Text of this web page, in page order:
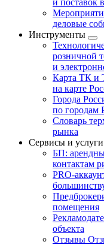
и поставок
деловые
Инструменты
розничной
и
Карта ТК и
на карте
Города
по городам
Словарь
рынка
Сервисы и услуги
БП:
контактам
PRO-
помещения
объекта
Отзывы